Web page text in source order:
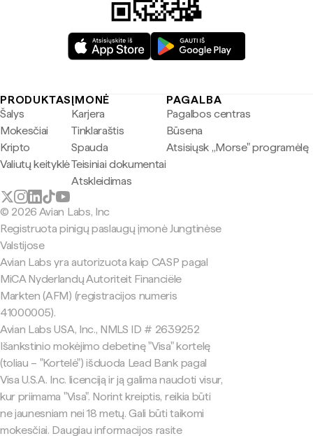
PRODUKTAS
Šalys
Mokesčiai
Kripto
Valiutų keityklė
ĮMONĖ
Karjera
Tinklaraštis
Spauda
Teisiniai dokumentai
Atskleidimas
PAGALBA
Pagalbos centras
Būsena
Atsisiųsk „Morse" programėlę
© 2026 Avian Labs, Inc
Registruota pinigų paslaugų įmonė Jungtinėse
Valstijose
Avian Labs yra autorizuota kaip CASP pagal
MiCA Nyderlandų Autoriteit Financiële
Markten (AFM) (registracijos numeris
41000005).
Avian Labs USA, Inc., NMLS ID # 2639252
Išankstinio mokėjimo debetinę "Visa" kortelę
(toliau – "Kortelė") išduoda Lead Bank pagal
Visa U.S.A. Inc. licenciją ir ją galima naudoti visur,
kur priimama "Visa". Norint kreiptis, reikia būti
ne jaunesniam nei 18 metų. Gali būti taikomi
mokesčiai. Daugiau informacijos rasite